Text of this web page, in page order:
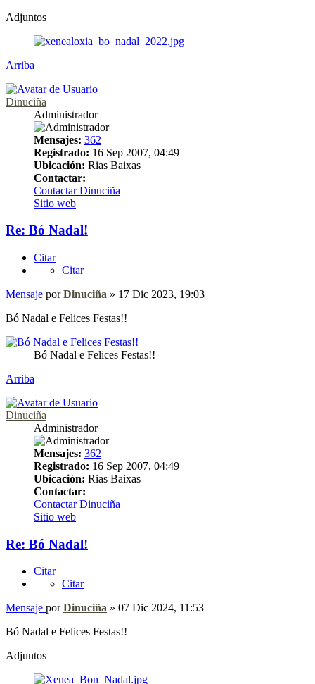
Adjuntos
Arriba
Dinuciña
Administrador
Mensajes: 362
Registrado: 16 Sep 2007, 04:49
Ubicación: Rias Baixas
Contactar:
Contactar Dinuciña
Sitio web
Re: Bó Nadal!
Citar
Citar
Mensaje porDinuciña » 17 Dic 2023, 19:03
Bó Nadal e Felices Festas!!
Bó Nadal e Felices Festas!!
Arriba
Dinuciña
Administrador
Mensajes: 362
Registrado: 16 Sep 2007, 04:49
Ubicación: Rias Baixas
Contactar:
Contactar Dinuciña
Sitio web
Re: Bó Nadal!
Citar
Citar
Mensaje porDinuciña » 07 Dic 2024, 11:53
Bó Nadal e Felices Festas!!
Adjuntos